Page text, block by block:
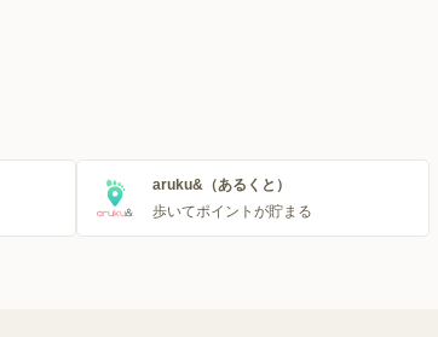
aruku&（あるくと）
歩いてポイントが貯まる